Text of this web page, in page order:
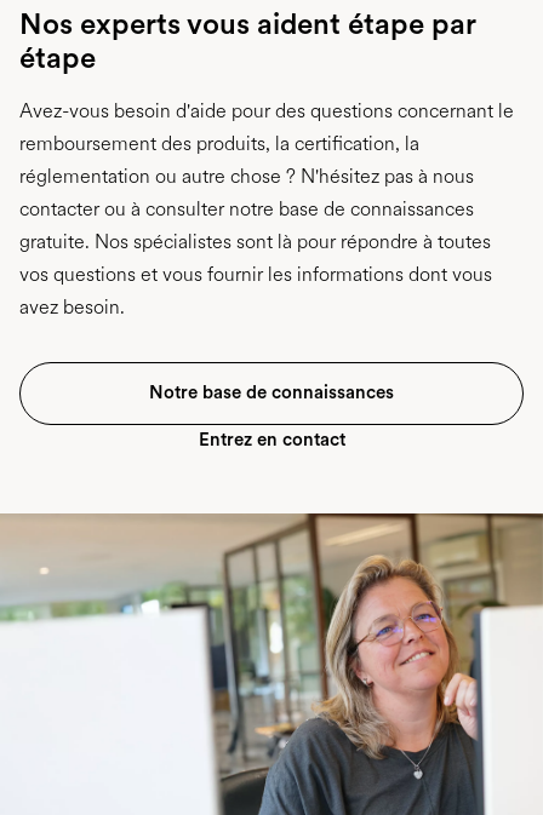
Nos experts vous aident étape par
étape
Avez-vous besoin d'aide pour des questions concernant le
remboursement des produits, la certification, la
réglementation ou autre chose ? N'hésitez pas à nous
contacter ou à consulter notre base de connaissances
gratuite. Nos spécialistes sont là pour répondre à toutes
vos questions et vous fournir les informations dont vous
avez besoin.
Notre base de connaissances
Entrez en contact